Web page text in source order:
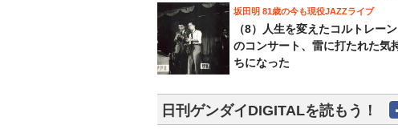
坂田明 81歳の今も現役JAZZライブ
（8）人生を変えたコルトレーン
のコンサート、雷に打たれた気
ちになった
日刊ゲンダイDIGITALを読もう！